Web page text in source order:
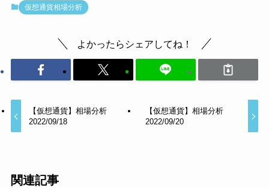
仮想通貨相場分析
よかったらシェアしてね！
【仮想通貨】相場分析
2022/09/18
【仮想通貨】相場分析
2022/09/20
関連記事